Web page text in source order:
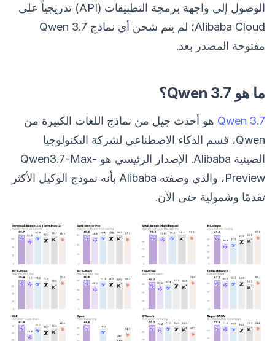
الوصول إلى واجهة برمجة التطبيقات (API) تدريجياً على
Alibaba Cloud؛ لم يتم شحن أي نماذج Qwen 3.7
مفتوحة المصدر بعد.
ما هو Qwen 3.7؟
Qwen 3.7 هو أحدث جيل من نماذج اللغات الكبيرة من
Qwen، قسم الذكاء الاصطناعي لشركة التكنولوجيا
الصينية Alibaba. الإصدار الرئيسي هو Qwen3.7-Max-
Preview، والذي وصفته Alibaba بأنه نموذج الوكيل الأكثر
تقدمًا وشمولية حتى الآن.